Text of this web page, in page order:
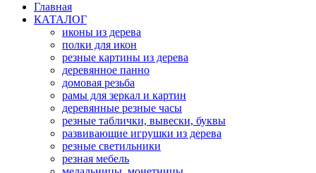
Главная
КАТАЛОГ
иконы из дерева
полки для икон
резные картины из дерева
деревянное панно
домовая резьба
рамы для зеркал и картин
деревянные резные часы
резные таблички, вывески, буквы
развивающие игрушки из дерева
резные светильники
резная мебель